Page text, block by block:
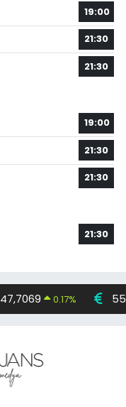
19:00
21:30
21:30
19:00
21:30
21:30
21:30
47,7069 0.17%